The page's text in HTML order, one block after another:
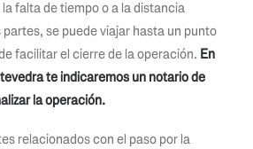
falta de tiempo o a la distancia
se puede viajar hasta un punto
facilitar el cierre de la operación. En
te indicaremos un notario de
la operación.
relacionados con el paso por la